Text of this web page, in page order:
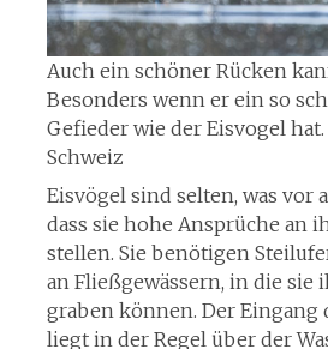
Auch ein schöner Rücken
Besonders wenn er ein so
Gefieder wie der Eisvogel
Schweiz
Eisvögel sind selten, was vor
dass sie hohe Ansprüche an
stellen. Sie benötigen
an Fließgewässern, in die
graben können. Der Eingang
liegt in der Regel über der